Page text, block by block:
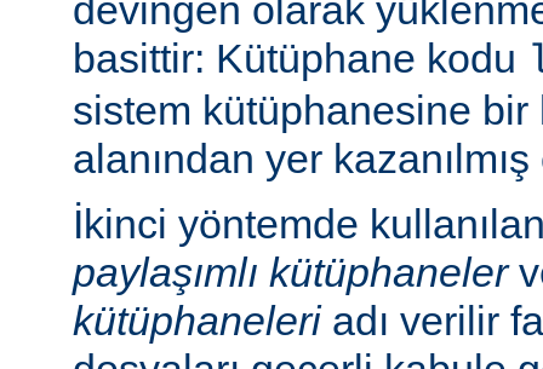
devingen olarak
basittir: Kütüphane kodu
sistem kütüphanesine
alanından yer kazanılmış
İkinci yöntemde
paylaşımlı kütüphaneler
kütüphaneleriadı verilir